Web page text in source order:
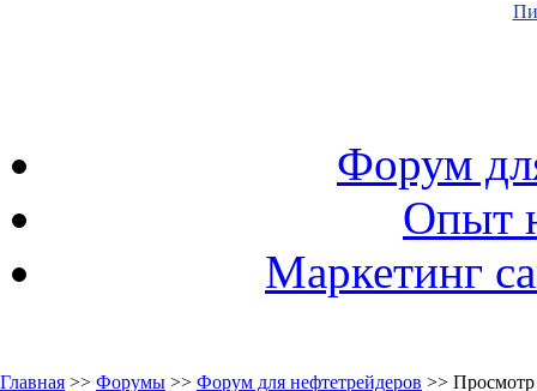
Форум
Опыт
Маркетинг
Главная >> Форумы >> Форум для нефтетрейдеров >>